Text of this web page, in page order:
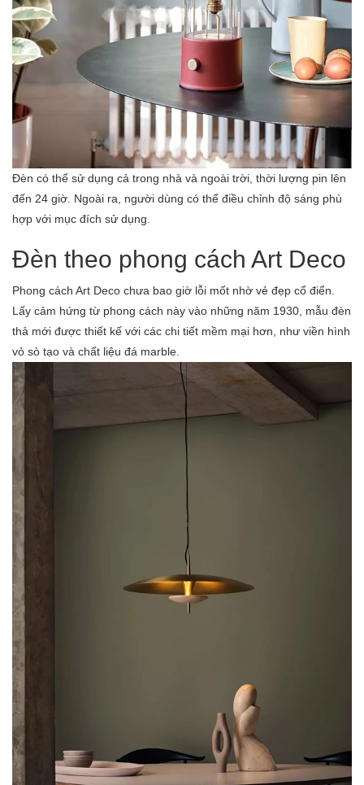
Đèn có thể sử dụng cả trong nhà và ngoài trời, thời lượng pin lên
đến 24 giờ. Ngoài ra, người dùng có thể điều chỉnh độ sáng phù
hợp với mục đích sử dụng.
Đèn theo phong cách Art Deco
Phong cách Art Deco chưa bao giờ lỗi mốt nhờ vẻ đẹp cổ điển.
Lấy cảm hứng từ phong cách này vào những năm 1930, mẫu đèn
thả mới được thiết kế với các chi tiết mềm mại hơn, như viền hình
vỏ sò tạo và chất liệu đá marble.